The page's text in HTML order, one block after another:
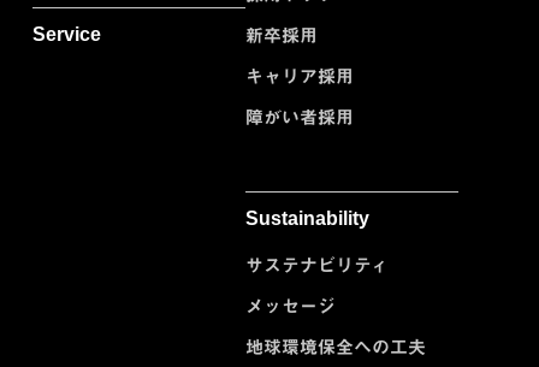
Service
新卒採用
キャリア採用
障がい者採用
Sustainability
サステナビリティ
メッセージ
地球環境保全への工夫